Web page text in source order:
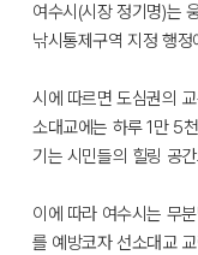
여수시(시장 정기명)는
낚시통제구역 지정 행
시에 따르면 도심권의
소대교에는 하루 1만 5
기는 시민들의 힐링 공
이에 따라 여수시는 무
를 예방코자 선소대교